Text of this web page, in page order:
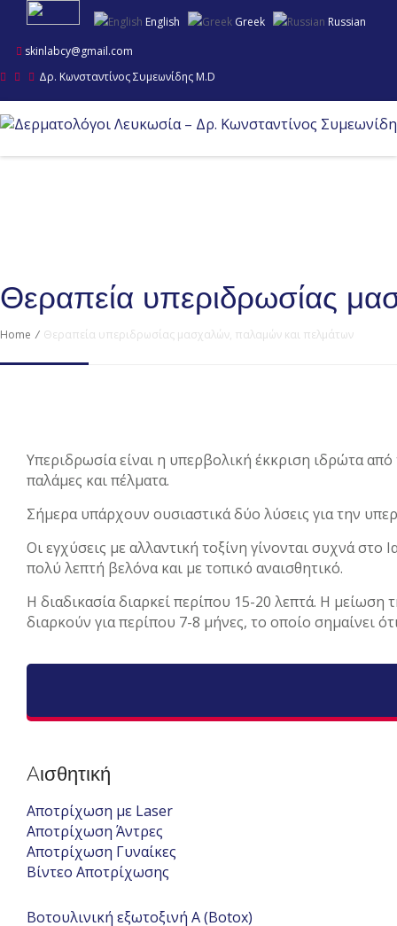
English Greek
Russian
skinlabcy@gmail.com
Δρ. Κωνσταντίνος Συμεωνίδης M.D
Θεραπεία υπεριδρωσίας
Home / Θεραπεία υπεριδρωσίας μασχαλών, παλαμών και πελμάτων
Υπεριδρωσία είναι η υπερβολική έκκριση ιδρώτα από
παλάμες και πέλματα.
Σήμερα υπάρχουν ουσιαστικά δύο λύσεις για την
Οι εγχύσεις με αλλαντική τοξίνη γίνονται συχνά
πολύ λεπτή βελόνα και με τοπικό αναισθητικό.
Η διαδικασία διαρκεί περίπου 15-20 λεπτά. Η
διαρκούν για περίπου 7-8 μήνες, το οποίο σημαίνει
Aισθητική
Αποτρίχωση με Laser
Αποτρίχωση Άντρες
Αποτρίχωση Γυναίκες
Βίντεο Αποτρίχωσης
Βοτουλινική εξωτοξινή Α (Botox)